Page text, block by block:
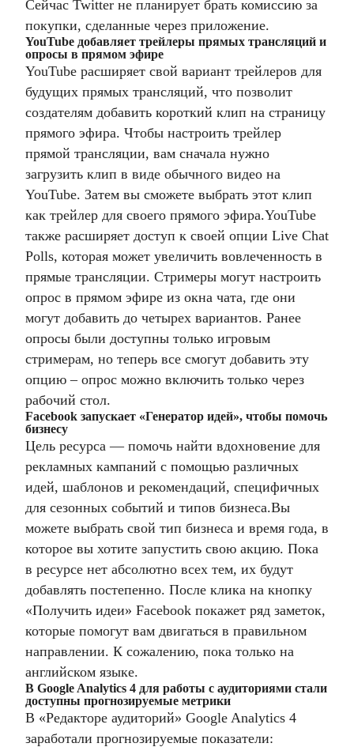
Сейчас Twitter не планирует брать комиссию за
покупки, сделанные через приложение.
YouTube добавляет трейлеры прямых трансляций и
опросы в прямом эфире
YouTube расширяет свой вариант трейлеров для
будущих прямых трансляций, что позволит
создателям добавить короткий клип на страницу
прямого эфира. Чтобы настроить трейлер
прямой трансляции, вам сначала нужно
загрузить клип в виде обычного видео на
YouTube. Затем вы сможете выбрать этот клип
как трейлер для своего прямого эфира.YouTube
также расширяет доступ к своей опции Live Chat
Polls, которая может увеличить вовлеченность в
прямые трансляции. Стримеры могут настроить
опрос в прямом эфире из окна чата, где они
могут добавить до четырех вариантов. Ранее
опросы были доступны только игровым
стримерам, но теперь все смогут добавить эту
опцию – опрос можно включить только через
рабочий стол.
Facebook запускает «Генератор идей», чтобы помочь
бизнесу
Цель ресурса — помочь найти вдохновение для
рекламных кампаний с помощью различных
идей, шаблонов и рекомендаций, специфичных
для сезонных событий и типов бизнеса.Вы
можете выбрать свой тип бизнеса и время года, в
которое вы хотите запустить свою акцию. Пока
в ресурсе нет абсолютно всех тем, их будут
добавлять постепенно. После клика на кнопку
«Получить идеи» Facebook покажет ряд заметок,
которые помогут вам двигаться в правильном
направлении. К сожалению, пока только на
английском языке.
В Google Analytics 4 для работы с аудиториями стали
доступны прогнозируемые метрики
В «Редакторе аудиторий» Google Analytics 4
заработали прогнозируемые показатели: